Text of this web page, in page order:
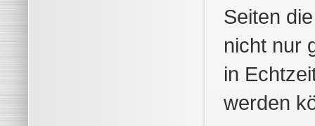
Seiten
nicht nur
in
werden